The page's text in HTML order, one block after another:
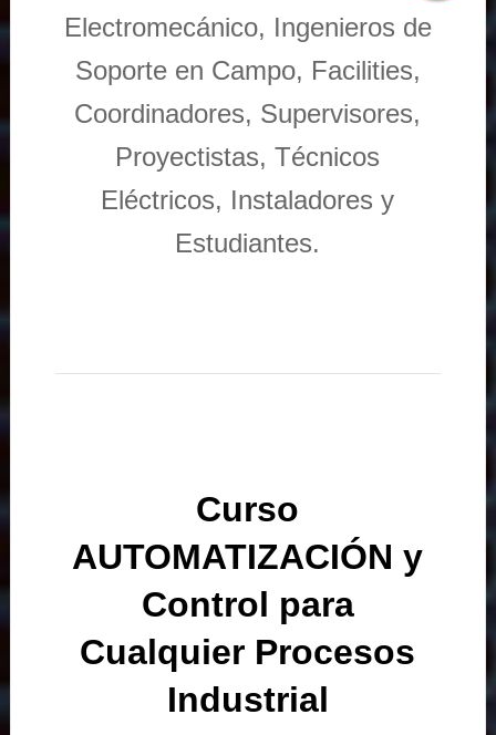
Electromecánico, Ingenieros de
Soporte en Campo, Facilities,
Coordinadores, Supervisores,
Proyectistas, Técnicos
Eléctricos, Instaladores y
Estudiantes.
Curso
AUTOMATIZACIÓN y
Control para
Cualquier Procesos
Industrial